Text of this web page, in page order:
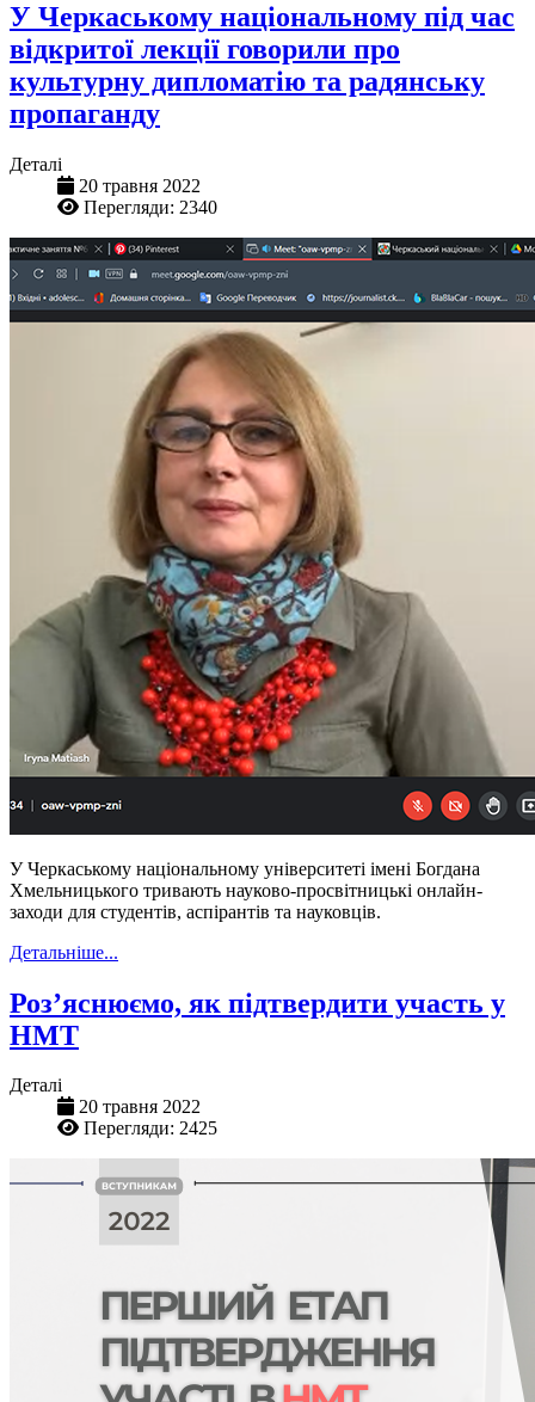
У Черкаському національному під час
відкритої лекції говорили про
культурну дипломатію та радянську
пропаганду
Деталі
20 травня 2022
Перегляди: 2340
У Черкаському національному університеті імені Богдана
Хмельницького тривають науково-просвітницькі онлайн-
заходи для студентів, аспірантів та науковців.
Детальніше...
Роз’яснюємо, як підтвердити участь у
НМТ
Деталі
20 травня 2022
Перегляди: 2425